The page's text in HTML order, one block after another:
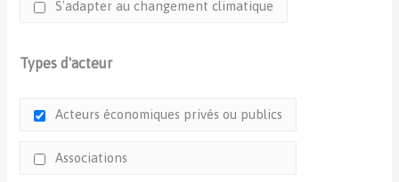
S'adapter au changement climatique
Types d'acteur
Acteurs économiques privés ou publics
Associations